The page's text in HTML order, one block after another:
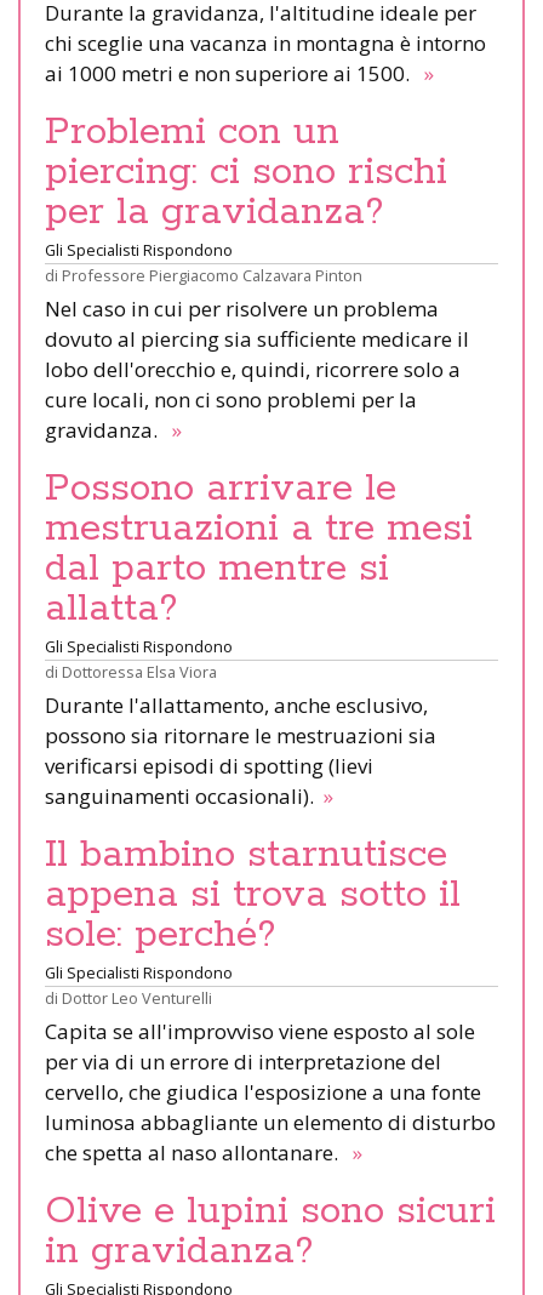
Durante la gravidanza, l'altitudine ideale per
chi sceglie una vacanza in montagna è intorno
ai 1000 metri e non superiore ai 1500. »
Problemi con un
piercing: ci sono rischi
per la gravidanza?
Gli Specialisti Rispondono
di Professore Piergiacomo Calzavara Pinton
Nel caso in cui per risolvere un problema
dovuto al piercing sia sufficiente medicare il
lobo dell'orecchio e, quindi, ricorrere solo a
cure locali, non ci sono problemi per la
gravidanza. »
Possono arrivare le
mestruazioni a tre mesi
dal parto mentre si
allatta?
Gli Specialisti Rispondono
di Dottoressa Elsa Viora
Durante l'allattamento, anche esclusivo,
possono sia ritornare le mestruazioni sia
verificarsi episodi di spotting (lievi
sanguinamenti occasionali). »
Il bambino starnutisce
appena si trova sotto il
sole: perché?
Gli Specialisti Rispondono
di Dottor Leo Venturelli
Capita se all'improvviso viene esposto al sole
per via di un errore di interpretazione del
cervello, che giudica l'esposizione a una fonte
luminosa abbagliante un elemento di disturbo
che spetta al naso allontanare. »
Olive e lupini sono sicuri
in gravidanza?
Gli Specialisti Rispondono